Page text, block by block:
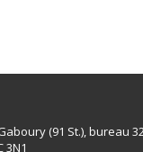
(91 St.), bureau
3N1